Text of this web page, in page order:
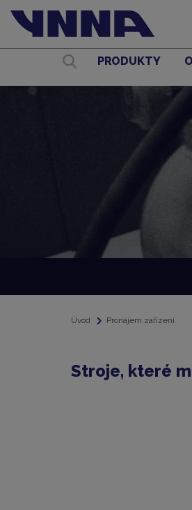
PRODUKTY
Úvod Pronájem zařízení
Stroje, které